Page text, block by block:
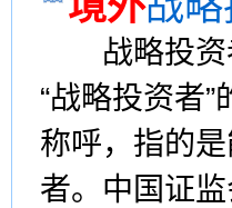
战略投资
“战略投资者
称呼，指的
者。中国证